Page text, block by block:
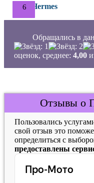
Hermes
Обращались в
оценок, среднее: 4,00
Отзывы о
Пользовались
свой отзыв это
определиться с
предоставлены